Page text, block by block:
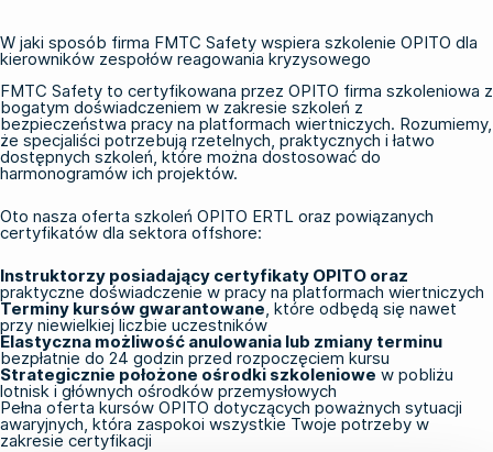
W jaki sposób firma FMTC Safety wspiera szkolenie OPITO dla
kierowników zespołów reagowania kryzysowego
FMTC Safety to certyfikowana przez OPITO firma szkoleniowa z
bogatym doświadczeniem w zakresie szkoleń z
bezpieczeństwa pracy na platformach wiertniczych. Rozumiemy,
że specjaliści potrzebują rzetelnych, praktycznych i łatwo
dostępnych szkoleń, które można dostosować do
harmonogramów ich projektów.
Oto nasza oferta szkoleń OPITO ERTL oraz powiązanych
certyfikatów dla sektora offshore:
Instruktorzy posiadający certyfikaty OPITO oraz
praktyczne doświadczenie w pracy na platformach wiertniczych
Terminy kursów gwarantowane , które odbędą się nawet
przy niewielkiej liczbie uczestników
Elastyczna możliwość anulowania lub zmiany terminu
bezpłatnie do 24 godzin przed rozpoczęciem kursu
Strategicznie położone ośrodki szkoleniowe w pobliżu
lotnisk i głównych ośrodków przemysłowych
Pełna oferta kursów OPITO dotyczącychpoważnych sytuacji
awaryjnych , która zaspokoi wszystkie Twoje potrzeby w
zakresie certyfikacji